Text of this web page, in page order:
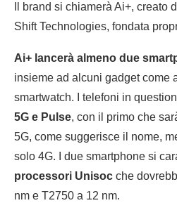
Il brand si chiamerà Ai+, creato
Shift Technologies, fondata
Ai+ lancerà almeno due
insieme ad alcuni gadget come
smartwatch. I telefoni in
5G e Pulse, con il primo che
5G, come suggerisce il nome,
solo 4G. I due smartphone si
processori Unisoc che
nm e T2750 a 12 nm.